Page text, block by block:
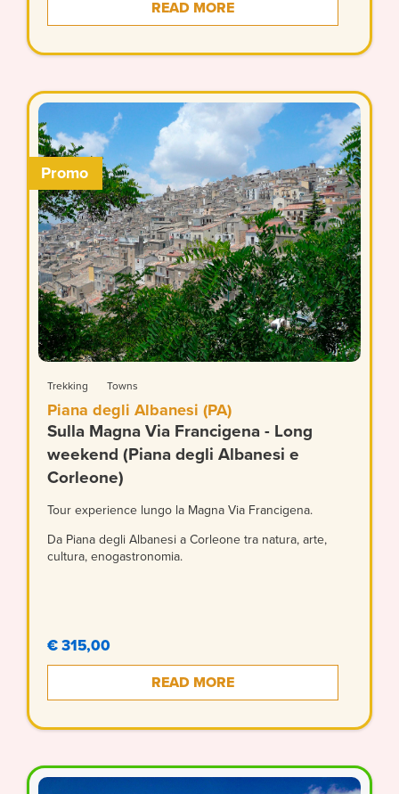
READ MORE
Promo
Trekking Towns
Piana degli Albanesi (PA)
Sulla Magna Via Francigena - Long
weekend (Piana degli Albanesi e
Corleone)
Tour experience lungo la Magna Via Francigena.
Da Piana degli Albanesi a Corleone tra natura, arte,
cultura, enogastronomia.
€ 315,00
READ MORE